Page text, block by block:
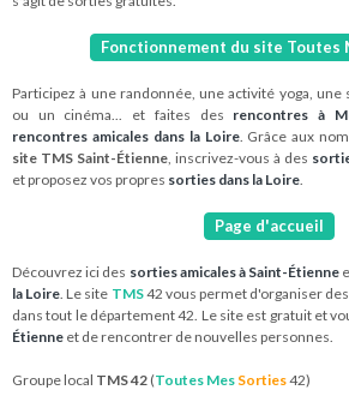
Fonctionnement du site Toutes
Participez à une randonnée, une activité yoga,
ou un cinéma... et faites des rencontres à
rencontres amicales dans la Loire. Grâce aux
site TMS Saint-Étienne, inscrivez-vous à des
et proposez vos propres sorties dans la Loire.
Page d'accueil
Découvrez ici des sorties amicales à Saint-Étienne
la Loire. Le site TMS42 vous permet d'organiser des
dans tout le département 42. Le site est gratuit et
Étienne et de rencontrer de nouvelles personnes.
Groupe local TMS 42 (Toutes Mes Sorties42)